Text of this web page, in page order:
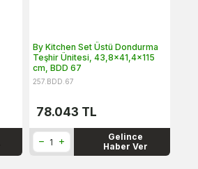
By Kitchen Set Üstü Dondurma
Teşhir Ünitesi, 43,8x41,4x115
cm, BDD 67
257.BDD.67
78.043 TL
Gelince
Haber Ver